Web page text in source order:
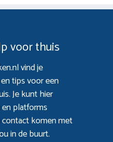
voor thuis
vind je
tips voor een
Je kunt hier
platforms
contact komen met
in de buurt.